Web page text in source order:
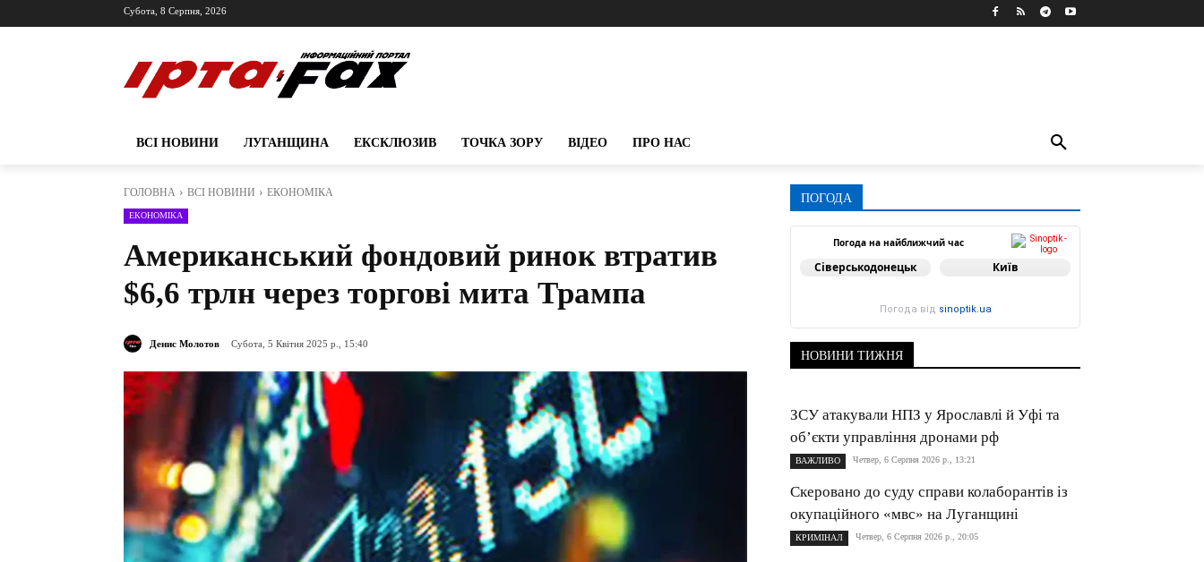
Субота, 8 Серпня, 2026
ВСІ НОВИНИ ЛУГАНЩИНА ЕКСКЛЮЗИВ ТОЧКА ЗОРУ ВІДЕО ПРО НАС
ГОЛОВНА ВСІ НОВИНИ ЕКОНОМІКА
ЕКОНОМІКА
Американський фондовий ринок втратив
$6,6 трлн через торгові мита Трампа
Денис Молотов Субота, 5 Квітня 2025 р., 15:40
ПОГОДА
Погода на найближчий час
Сіверськодонецьк Київ
Погода від sinoptik.ua
НОВИНИ ТИЖНЯ
ЗСУ атакували НПЗ у Ярославлі й Уфі та
об’єкти управління дронами рф
ВАЖЛИВО Четвер, 6 Серпня 2026 р., 13:21
Скеровано до суду справи колаборантів із
окупаційного «мвс» на Луганщині
КРИМІНАЛ Четвер, 6 Серпня 2026 р., 20:05